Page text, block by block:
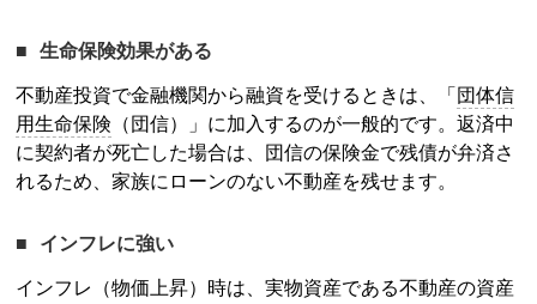
生命保険効果がある
不動産投資で金融機関から融資を受けるときは、「 団体信
用生命保険 （団信）」に加入するのが一般的です。返済中
に契約者が死亡した場合は、団信の保険金で残債が弁済さ
れるため、家族にローンのない不動産を残せます。
インフレに強い
インフレ（物価上昇）時は、実物資産である不動産の資産